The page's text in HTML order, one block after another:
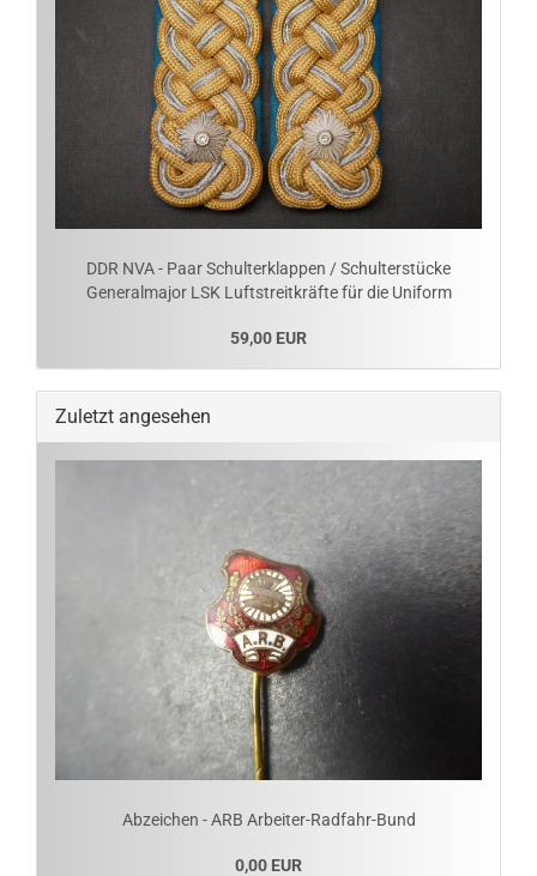
DDR NVA - Paar Schulterklappen / Schulterstücke
Generalmajor LSK Luftstreitkräfte für die Uniform
59,00 EUR
Zuletzt angesehen
Abzeichen - ARB Arbeiter-Radfahr-Bund
0,00 EUR